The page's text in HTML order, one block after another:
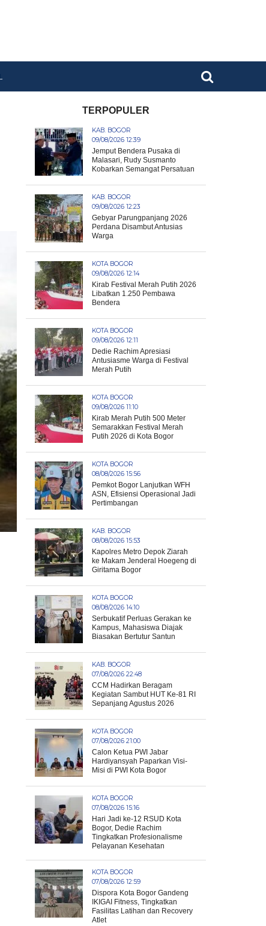
TERPOPULER
KAB. BOGOR
09/08/2026 12:39
Jemput Bendera Pusaka di
Malasari, Rudy Susmanto
Kobarkan Semangat Persatuan
KAB. BOGOR
09/08/2026 12:23
Gebyar Parungpanjang 2026
Perdana Disambut Antusias
Warga
KOTA BOGOR
09/08/2026 12:14
Kirab Festival Merah Putih 2026
Libatkan 1.250 Pembawa
Bendera
KOTA BOGOR
09/08/2026 12:11
Dedie Rachim Apresiasi
Antusiasme Warga di Festival
Merah Putih
KOTA BOGOR
09/08/2026 11:10
Kirab Merah Putih 500 Meter
Semarakkan Festival Merah
Putih 2026 di Kota Bogor
KOTA BOGOR
08/08/2026 15:56
Pemkot Bogor Lanjutkan WFH
ASN, Efisiensi Operasional Jadi
Pertimbangan
KAB. BOGOR
08/08/2026 15:53
Kapolres Metro Depok Ziarah
ke Makam Jenderal Hoegeng di
Giritama Bogor
KOTA BOGOR
08/08/2026 14:10
Serbukatif Perluas Gerakan ke
Kampus, Mahasiswa Diajak
Biasakan Bertutur Santun
KAB. BOGOR
07/08/2026 22:48
CCM Hadirkan Beragam
Kegiatan Sambut HUT Ke-81 RI
Sepanjang Agustus 2026
KOTA BOGOR
07/08/2026 21:00
Calon Ketua PWI Jabar
Hardiyansyah Paparkan Visi-
Misi di PWI Kota Bogor
KOTA BOGOR
07/08/2026 15:16
Hari Jadi ke-12 RSUD Kota
Bogor, Dedie Rachim
Tingkatkan Profesionalisme
Pelayanan Kesehatan
KOTA BOGOR
07/08/2026 12:59
Dispora Kota Bogor Gandeng
IKIGAI Fitness, Tingkatkan
Fasilitas Latihan dan Recovery
Atlet